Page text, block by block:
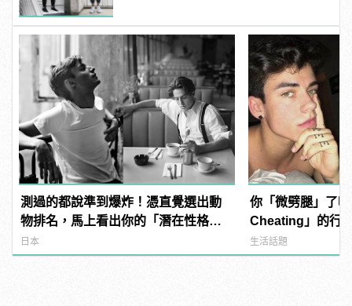
測過的都說準到爆炸！憑直覺選出動
物排名，馬上看出你的「潛在性格與
真面目」！
日本
你「微劈腿」了
Cheating」的行
找藉口
生活話題